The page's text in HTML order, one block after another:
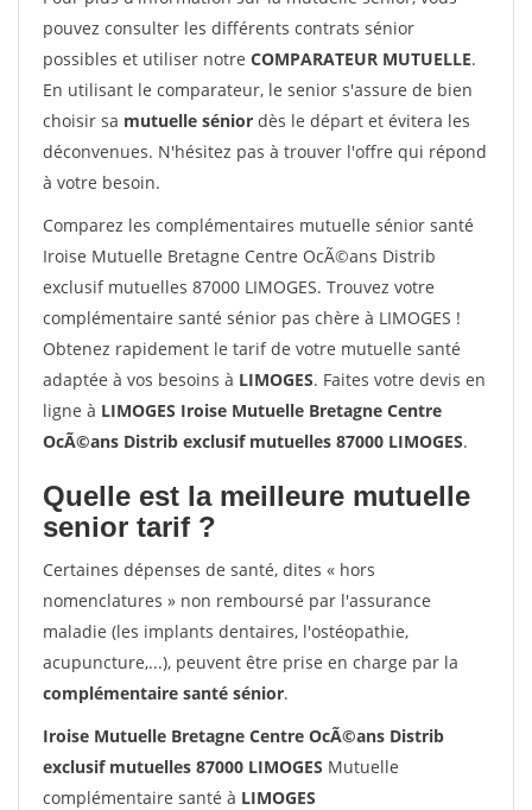
pouvez consulter les différents contrats sénior
possibles et utiliser notre COMPARATEUR MUTUELLE.
En utilisant le comparateur, le senior s'assure de bien
choisir sa mutuelle sénior dès le départ et évitera les
déconvenues. N'hésitez pas à trouver l'offre qui répond
à votre besoin.
Comparez les complémentaires mutuelle sénior santé
Iroise Mutuelle Bretagne Centre OcÃ©ans Distrib
exclusif mutuelles 87000 LIMOGES. Trouvez votre
complémentaire santé sénior pas chère à LIMOGES !
Obtenez rapidement le tarif de votre mutuelle santé
adaptée à vos besoins à LIMOGES. Faites votre devis en
ligne à LIMOGES Iroise Mutuelle Bretagne Centre
OcÃ©ans Distrib exclusif mutuelles 87000 LIMOGES.
Quelle est la meilleure mutuelle
senior tarif ?
Certaines dépenses de santé, dites « hors
nomenclatures » non remboursé par l'assurance
maladie (les implants dentaires, l'ostéopathie,
acupuncture,...), peuvent être prise en charge par la
complémentaire santé sénior.
Iroise Mutuelle Bretagne Centre OcÃ©ans Distrib
exclusif mutuelles 87000 LIMOGES Mutuelle
complémentaire santé à LIMOGES